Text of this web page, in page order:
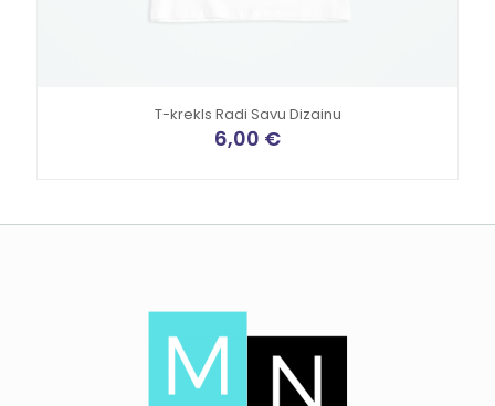
T-krekls Radi Savu Dizainu
6,00 €